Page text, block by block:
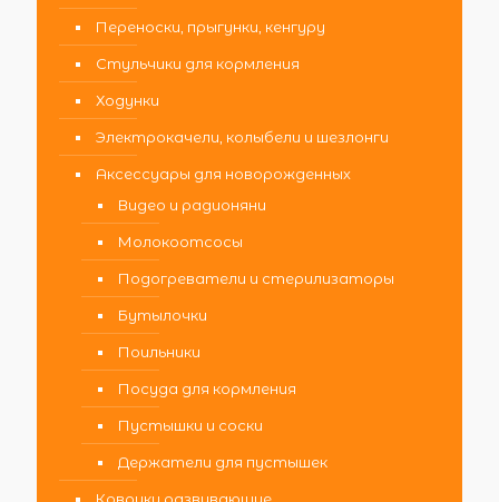
Переноски, прыгунки, кенгуру
Стульчики для кормления
Ходунки
Электрокачели, колыбели и шезлонги
Аксессуары для новорожденных
Видео и радионяни
Молокоотсосы
Подогреватели и стерилизаторы
Бутылочки
Поильники
Посуда для кормления
Пустышки и соски
Держатели для пустышек